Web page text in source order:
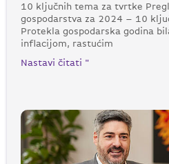
10 ključnih tema za tvrtke
gospodarstva za 2024 – 10
Protekla gospodarska godina
inflacijom, rastućim
Nastavi čitati "